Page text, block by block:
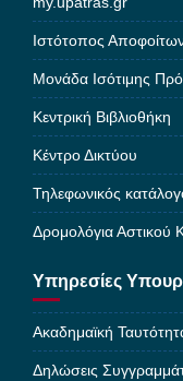
Ιστότοπος
Μονάδα Ισότιμης
Κεντρική Βιβλιοθήκη
Κέντρο Δικτύου
Τηλεφωνικός
Δρομολόγια Αστικού
Υπηρεσίες
Ακαδημαϊκή
Δηλώσεις